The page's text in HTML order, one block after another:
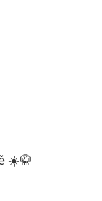
☀️🥋